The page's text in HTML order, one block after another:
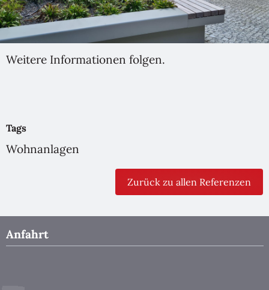
Weitere Informationen folgen.
Tags
Wohnanlagen
Zurück zu allen Referenzen
Anfahrt